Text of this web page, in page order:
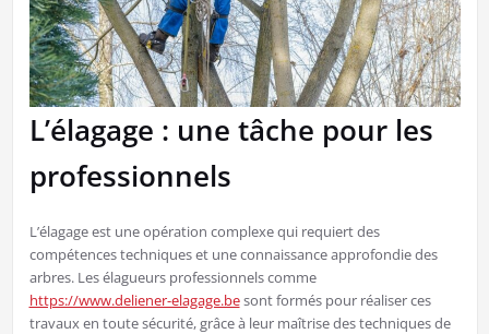
L’élagage : une tâche pour les
professionnels
L’élagage est une opération complexe qui requiert des
compétences techniques et une connaissance approfondie des
arbres. Les élagueurs professionnels comme
https://www.deliener-elagage.besont formés pour réaliser ces
travaux en toute sécurité, grâce à leur maîtrise des techniques de